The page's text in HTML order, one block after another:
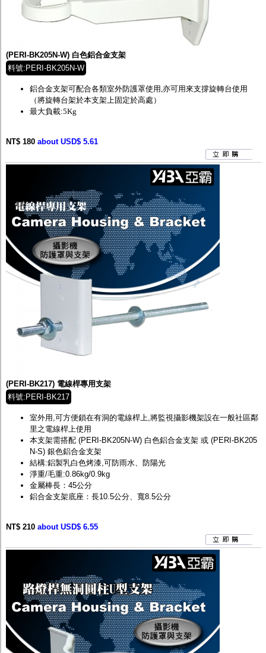
(PERI-BK205N-W) 白色鋁合金支架
料號:PERI-BK205N-W
鋁合金支架可配合各類室外防護罩使用,亦可用來支撐旋轉台使用
（將旋轉台架於本支架上固定於高處）
最大負載:5Kg
NT$ 180 about USD$ 5.61
(PERI-BK217) 電線桿專用支架
料號:PERI-BK217
室外用,可方便鎖在有洞的電線桿上,將監視攝影機架設在一般社區鄰
里之電線桿上使用
本支架需搭配 (PERI-BK205N-W) 白色鋁合金支架 或 (PERI-BK205
N-S) 銀色鋁合金支架
結構:鋁製乳白色烤漆,可防雨水、防陽光
淨重/毛重:0.86kg/0.9kg
金屬棒長：45公分
鋁合金支架底座：長10.5公分、寬8.5公分
NT$ 210 about USD$ 6.55